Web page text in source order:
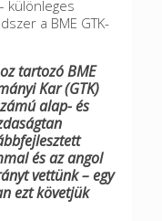
különleges
a BME GTK-
tartozó BME
Kar (GTK)
alap- és
és az angol
vettünk – egy
ezt követjük